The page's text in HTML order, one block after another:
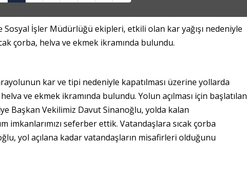
İşler Müdürlüğü ekipleri, etkili olan kar yağışı nedeniyle
çorba, helva ve ekmek ikramında bulundu.
kar ve tipi nedeniyle kapatılması üzerine yollarda
ve ekmek ikramında bulundu. Yolun açılması için başlatılan
Başkan Vekilimiz Davut Sinanoğlu, yolda kalan
imkanlarımızı seferber ettik. Vatandaşlara sıcak çorba
yol açılana kadar vatandaşların misafirleri olduğunu